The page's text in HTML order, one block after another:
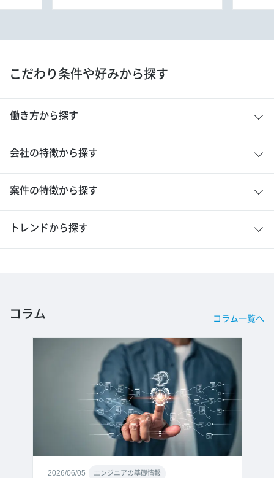
こだわり条件や好みから探す
働き方から探す
会社の特徴から探す
案件の特徴から探す
トレンドから探す
コラム コラム一覧へ
2026/06/05 エンジニアの基礎情報